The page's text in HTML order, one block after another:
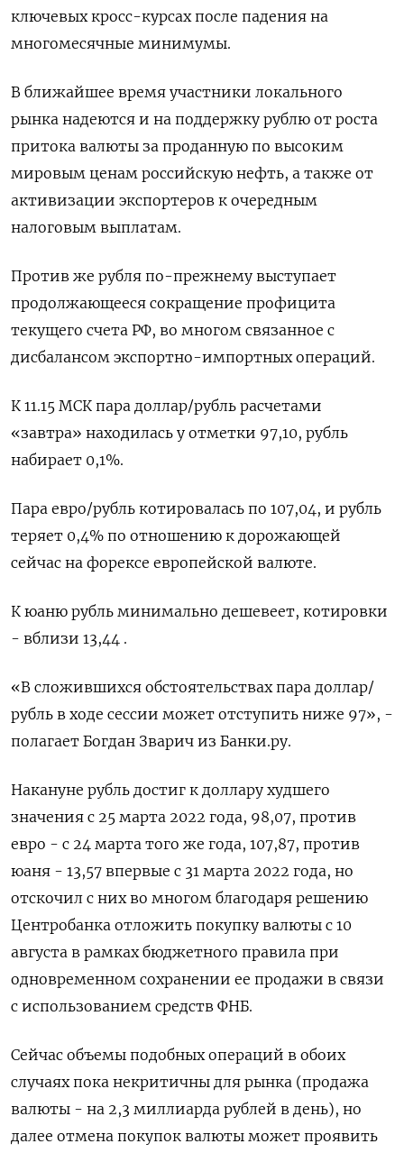
ключевых кросс-курсах после падения на
многомесячные минимумы.
В ближайшее время участники локального
рынка надеются и на поддержку рублю от роста
притока валюты за проданную по высоким
мировым ценам российскую нефть, а также от
активизации экспортеров к очередным
налоговым выплатам.
Против же рубля по-прежнему выступает
продолжающееся сокращение профицита
текущего счета РФ, во многом связанное с
дисбалансом экспортно-импортных операций.
К 11.15 МСК пара доллар/рубль расчетами
«завтра» находилась у отметки 97,10, рубль
набирает 0,1%.
Пара евро/рубль котировалась по 107,04, и рубль
теряет 0,4% по отношению к дорожающей
сейчас на форексе европейской валюте.
К юаню рубль минимально дешевеет, котировки
- вблизи 13,44 .
«В сложившихся обстоятельствах пара доллар/
рубль в ходе сессии может отступить ниже 97», -
полагает Богдан Зварич из Банки.ру.
Накануне рубль достиг к доллару худшего
значения с 25 марта 2022 года, 98,07, против
евро - с 24 марта того же года, 107,87, против
юаня - 13,57 впервые с 31 марта 2022 года, но
отскочил с них во многом благодаря решению
Центробанка отложить покупку валюты с 10
августа в рамках бюджетного правила при
одновременном сохранении ее продажи в связи
с использованием средств ФНБ.
Сейчас объемы подобных операций в обоих
случаях пока некритичны для рынка (продажа
валюты - на 2,3 миллиарда рублей в день), но
далее отмена покупок валюты может проявить